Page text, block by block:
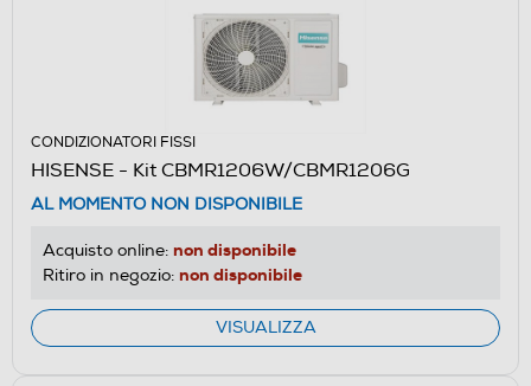
CONDIZIONATORI FISSI
HISENSE - Kit CBMR1206W/CBMR1206G
AL MOMENTO NON DISPONIBILE
Acquisto online: non disponibile
Ritiro in negozio: non disponibile
VISUALIZZA